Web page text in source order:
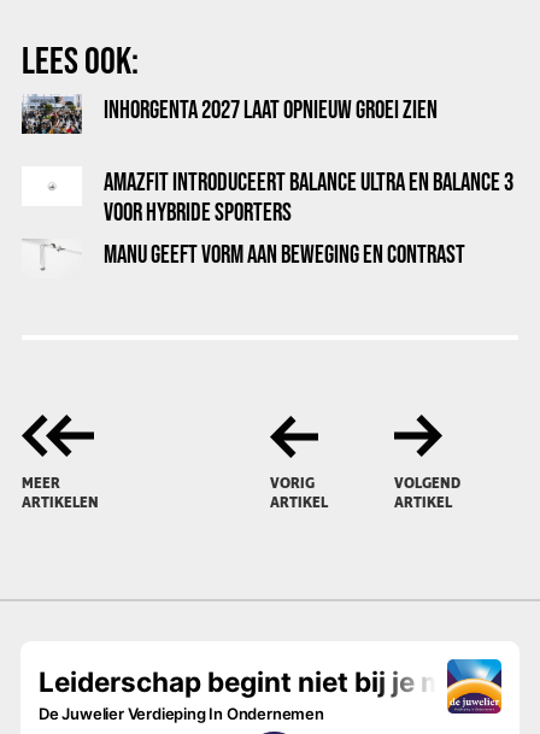
LEES OOK:
INHORGENTA 2027 LAAT OPNIEUW GROEI ZIEN
AMAZFIT INTRODUCEERT BALANCE ULTRA EN BALANCE 3
VOOR HYBRIDE SPORTERS
MANU GEEFT VORM AAN BEWEGING EN CONTRAST
MEER
ARTIKELEN
VORIG
ARTIKEL
VOLGEND
ARTIKEL